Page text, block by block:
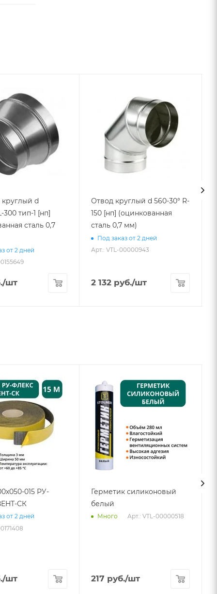
d
300 тип-1 [нп]
сталь 0,7
от 2 дней
/шт
Отвод круглый d 560-30° R-
150 [нп] (оцинкованная
сталь 0,7 мм)
Под заказ от 2 дней
Арт.: VTL-00000943
2 132 руб./шт
015 РУ-
СК
от 2 дней
/шт
Герметик силиконовый
белый
Много Арт.: VTL-00000518
217 руб./шт